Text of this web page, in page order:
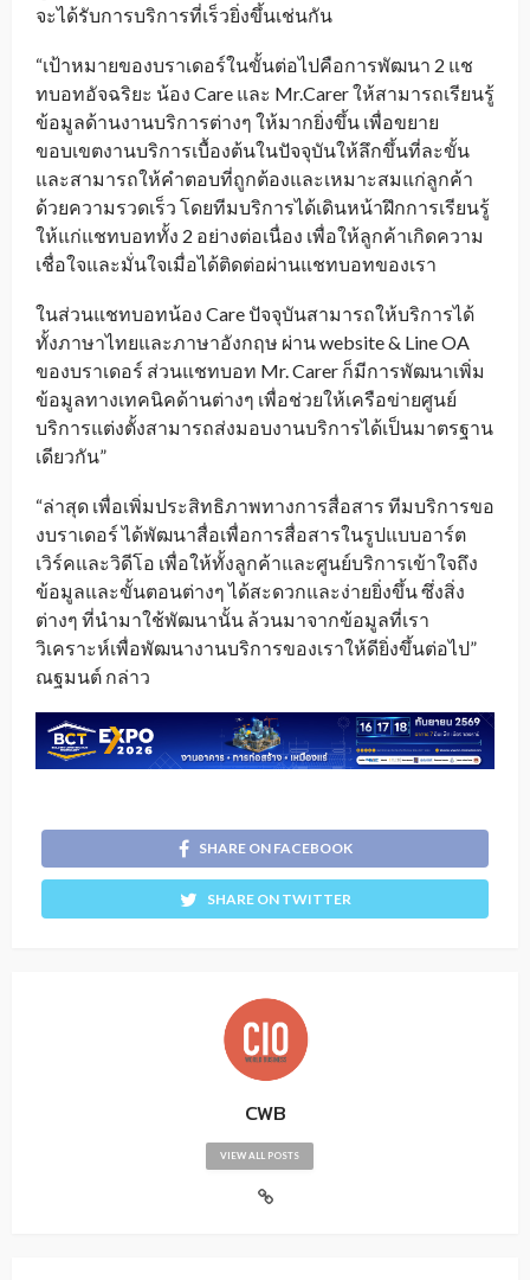
จะได้รับการบริการที่เร็วยิ่งขึ้นเช่นกัน
“เป้าหมายของบราเดอร์ในขั้นต่อไปคือการพัฒนา 2 แช
ทบอทอัจฉริยะ น้อง Care และ Mr.Carer ให้สามารถเรียนรู้
ข้อมูลด้านงานบริการต่างๆ ให้มากยิ่งขึ้น เพื่อขยาย
ขอบเขตงานบริการเบื้องต้นในปัจจุบันให้ลึกขึ้นที่ละขั้น
และสามารถให้คำตอบที่ถูกต้องและเหมาะสมแก่ลูกค้า
ด้วยความรวดเร็ว โดยทีมบริการได้เดินหน้าฝึกการเรียนรู้
ให้แก่แชทบอททั้ง 2 อย่างต่อเนื่อง เพื่อให้ลูกค้าเกิดความ
เชื่อใจและมั่นใจเมื่อได้ติดต่อผ่านแชทบอทของเรา
ในส่วนแชทบอทน้อง Care ปัจจุบันสามารถให้บริการได้
ทั้งภาษาไทยและภาษาอังกฤษ ผ่าน website & Line OA
ของบราเดอร์ ส่วนแชทบอท Mr. Carer ก็มีการพัฒนาเพิ่ม
ข้อมูลทางเทคนิคด้านต่างๆ เพื่อช่วยให้เครือข่ายศูนย์
บริการแต่งตั้งสามารถส่งมอบงานบริการได้เป็นมาตรฐาน
เดียวกัน”
“ล่าสุด เพื่อเพิ่มประสิทธิภาพทางการสื่อสาร ทีมบริการขอ
งบราเดอร์ ได้พัฒนาสื่อเพื่อการสื่อสารในรูปแบบอาร์ต
เวิร์คและวิดีโอ เพื่อให้ทั้งลูกค้าและศูนย์บริการเข้าใจถึง
ข้อมูลและขั้นตอนต่างๆ ได้สะดวกและง่ายยิ่งขึ้น ซึ่งสิ่ง
ต่างๆ ที่นำมาใช้พัฒนานั้น ล้วนมาจากข้อมูลที่เรา
วิเคราะห์เพื่อพัฒนางานบริการของเราให้ดียิ่งขึ้นต่อไป”
ณฐมนต์ กล่าว
SHARE ON FACEBOOK
SHARE ON TWITTER
CWB
VIEW ALL POSTS